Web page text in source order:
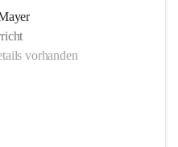
vorhanden